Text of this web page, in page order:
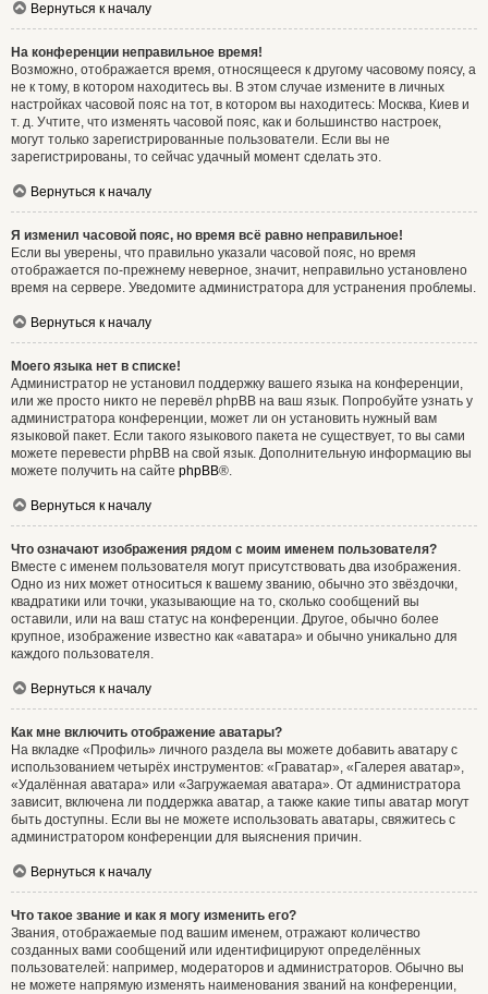
Вернуться к началу
На конференции неправильное время!
Возможно, отображается время, относящееся к другому часовому поясу, а
не к тому, в котором находитесь вы. В этом случае измените в личных
настройках часовой пояс на тот, в котором вы находитесь: Москва, Киев и
т. д. Учтите, что изменять часовой пояс, как и большинство настроек,
могут только зарегистрированные пользователи. Если вы не
зарегистрированы, то сейчас удачный момент сделать это.
Вернуться к началу
Я изменил часовой пояс, но время всё равно неправильное!
Если вы уверены, что правильно указали часовой пояс, но время
отображается по-прежнему неверное, значит, неправильно установлено
время на сервере. Уведомите администратора для устранения проблемы.
Вернуться к началу
Моего языка нет в списке!
Администратор не установил поддержку вашего языка на конференции,
или же просто никто не перевёл phpBB на ваш язык. Попробуйте узнать у
администратора конференции, может ли он установить нужный вам
языковой пакет. Если такого языкового пакета не существует, то вы сами
можете перевести phpBB на свой язык. Дополнительную информацию вы
можете получить на сайте phpBB®.
Вернуться к началу
Что означают изображения рядом с моим именем пользователя?
Вместе с именем пользователя могут присутствовать два изображения.
Одно из них может относиться к вашему званию, обычно это звёздочки,
квадратики или точки, указывающие на то, сколько сообщений вы
оставили, или на ваш статус на конференции. Другое, обычно более
крупное, изображение известно как «аватара» и обычно уникально для
каждого пользователя.
Вернуться к началу
Как мне включить отображение аватары?
На вкладке «Профиль» личного раздела вы можете добавить аватару с
использованием четырёх инструментов: «Граватар», «Галерея аватар»,
«Удалённая аватара» или «Загружаемая аватара». От администратора
зависит, включена ли поддержка аватар, а также какие типы аватар могут
быть доступны. Если вы не можете использовать аватары, свяжитесь с
администратором конференции для выяснения причин.
Вернуться к началу
Что такое звание и как я могу изменить его?
Звания, отображаемые под вашим именем, отражают количество
созданных вами сообщений или идентифицируют определённых
пользователей: например, модераторов и администраторов. Обычно вы
не можете напрямую изменять наименования званий на конференции,